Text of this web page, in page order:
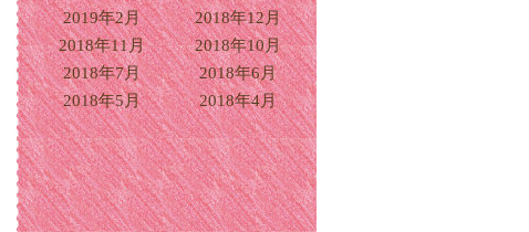
2019年2月
2018年12月
2018年11月
2018年10月
2018年7月
2018年6月
2018年5月
2018年4月